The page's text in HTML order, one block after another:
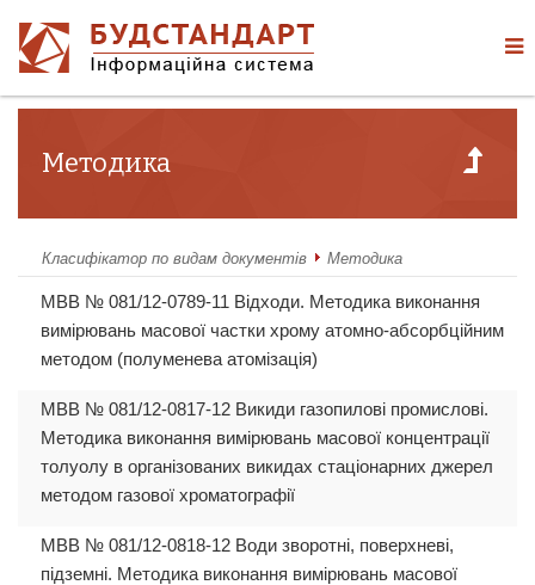
Методика
Класифікатор по видам документів Методика
МВВ № 081/12-0789-11 Відходи. Методика виконання
вимірювань масової частки хрому атомно-абсорбційним
методом (полуменева атомізація)
МВВ № 081/12-0817-12 Викиди газопилові промислові.
Методика виконання вимірювань масової концентрації
толуолу в організованих викидах стаціонарних джерел
методом газової хроматографії
МВВ № 081/12-0818-12 Води зворотні, поверхневі,
підземні. Методика виконання вимірювань масової